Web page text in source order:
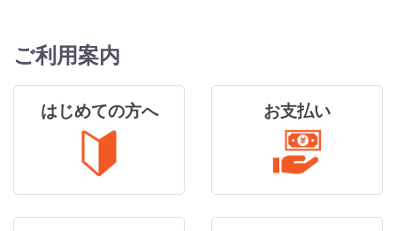
ご利用案内
はじめての方へ お支払い